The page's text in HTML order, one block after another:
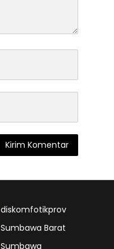
diskomfotikprov
Sumbawa Barat
Sumbawa